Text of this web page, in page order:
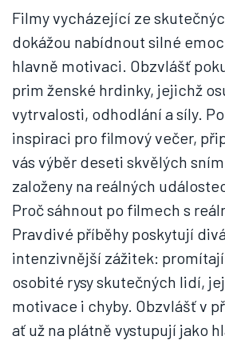
Filmy vycházející ze
dokážou nabídnout silné
hlavně motivaci. Obzvlášť
prim ženské hrdinky, jejichž
vytrvalosti, odhodlání a síly.
inspiraci pro filmový večer,
vás výběr deseti skvělých
založeny na reálných
Proč sáhnout po filmech s
Pravdivé příběhy poskytují
intenzivnější zážitek:
osobité rysy skutečných lidí,
motivace i chyby. Obzvlášť v
ať už na plátně vystupují jako